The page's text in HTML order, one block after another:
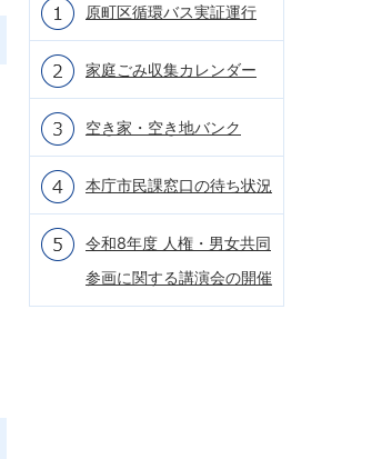
原町区循環バス実証運行
家庭ごみ収集カレンダー
空き家・空き地バンク
本庁市民課窓口の待ち状況
令和8年度 人権・男女共同
参画に関する講演会の開催